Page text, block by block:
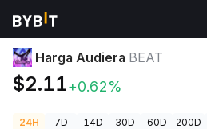
Harga Kripto
Harga Audiera BEAT
$2.11+0.62%
24H 7D 14D 30D 60D 200D